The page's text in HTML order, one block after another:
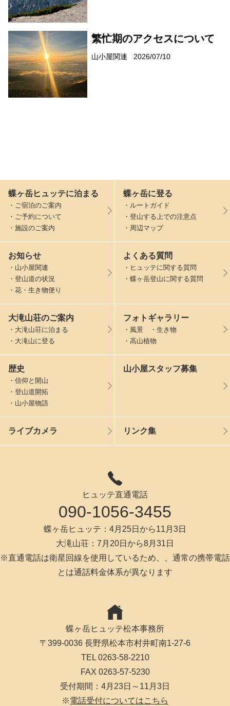
繁忙期のアクセスについて
山小屋関連 2026/07/10
蝶ヶ岳ヒュッテに泊まる
・ご宿泊のご案内
・ご予約について
・施設のご案内
蝶ヶ岳に登る
・ルートガイド
・登山する上での注意点
・周辺マップ
お知らせ
・山小屋関連
・登山道の状況
・花・生き物便り
よくある質問
・ヒュッテに関する質問
・蝶ヶ岳登山に関する質問
大滝山荘のご案内
・大滝山荘に泊まる
・大滝山に登る
フォトギャラリー
・風景 ・生き物
・高山植物
歴史
・信仰と開山
・登山道開拓
・山小屋物語
山小屋スタッフ募集
ライブカメラ リンク集
ヒュッテ直通電話
090-1056-3455
蝶ヶ岳ヒュッテ：4月25日から11月3日
大滝山荘：7月20日から8月31日
※直通電話は衛星回線を使用しているため、、通常の携帯電話
とは通話料金体系が異なります
蝶ヶ岳ヒュッテ松本事務所
〒399-0036 長野県松本市村井町南1-27-6
TEL 0263-58-2210
FAX 0263-57-5230
受付期間：4月23日～11月3日
※電話受付についてはこちら